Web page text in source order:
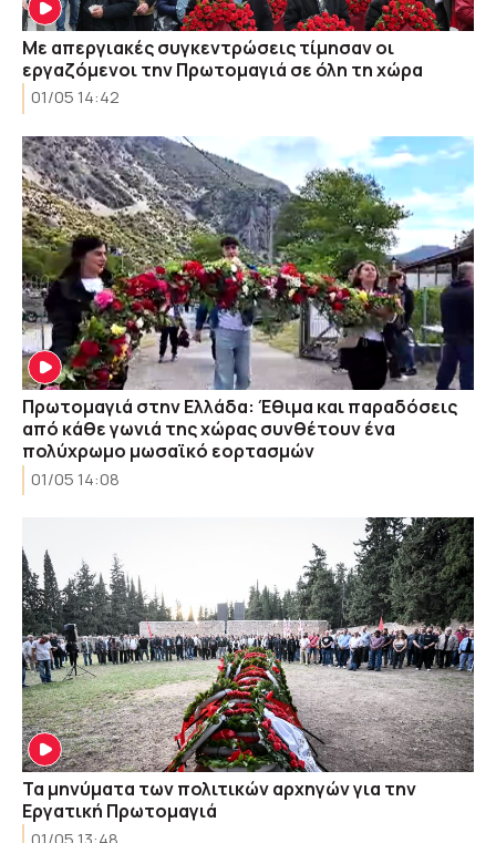
Με απεργιακές συγκεντρώσεις τίμησαν οι
εργαζόμενοι την Πρωτομαγιά σε όλη τη χώρα
01/05 14:42
Πρωτομαγιά στην Ελλάδα: Έθιμα και παραδόσεις
από κάθε γωνιά της χώρας συνθέτουν ένα
πολύχρωμο μωσαϊκό εορτασμών
01/05 14:08
Τα μηνύματα των πολιτικών αρχηγών για την
Εργατική Πρωτομαγιά